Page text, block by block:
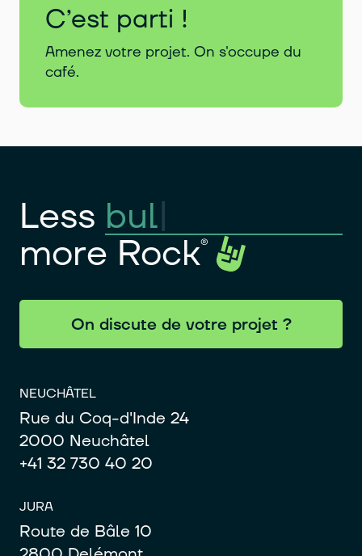
C’est parti !
Amenez votre projet. On s'occupe du
café.
Less
more Rock
On discute de votre projet ?
NEUCHÂTEL
Rue du Coq-d'Inde 24
2000 Neuchâtel
+41 32 730 40 20
JURA
Route de Bâle 10